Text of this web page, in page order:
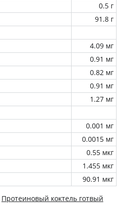
0.5 г
91.8 г
4.09 мг
0.91 мг
0.82 мг
0.91 мг
1.27 мг
0.001 мг
0.0015 мг
0.55 мкг
1.455 мкг
90.91 мкг
Протеиновый коктель готвый